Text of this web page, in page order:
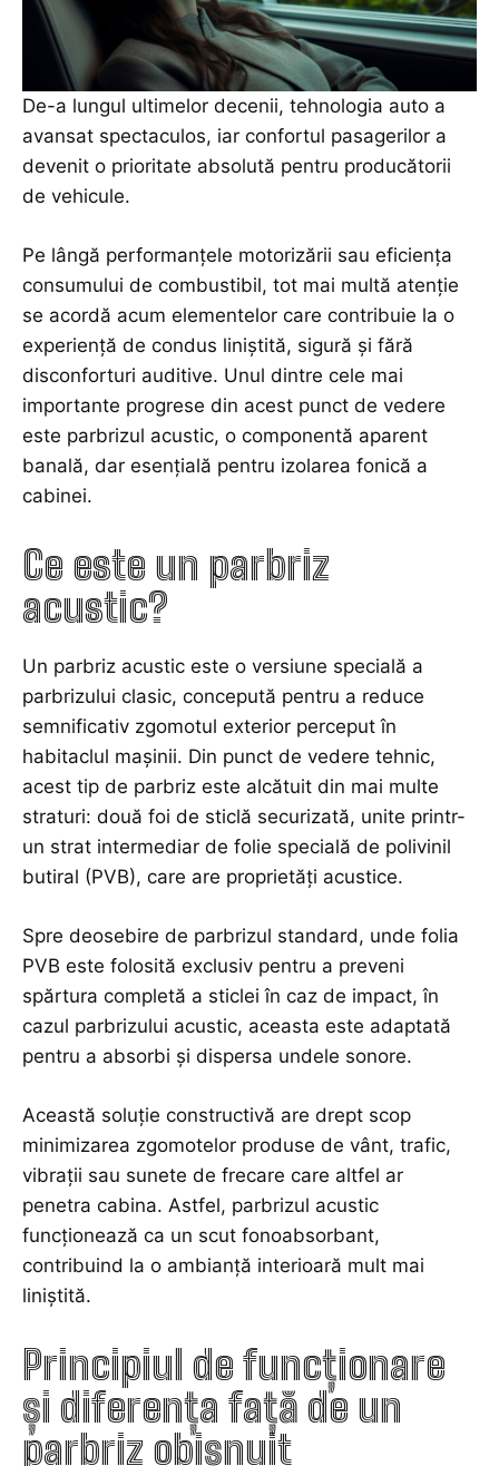
De-a lungul ultimelor decenii, tehnologia auto a
avansat spectaculos, iar confortul pasagerilor a
devenit o prioritate absolută pentru producătorii
de vehicule.
Pe lângă performanțele motorizării sau eficiența
consumului de combustibil, tot mai multă atenție
se acordă acum elementelor care contribuie la o
experiență de condus liniștită, sigură și fără
disconforturi auditive. Unul dintre cele mai
importante progrese din acest punct de vedere
este parbrizul acustic, o componentă aparent
banală, dar esențială pentru izolarea fonică a
cabinei.
Ce este un parbriz
acustic?
Un parbriz acustic este o versiune specială a
parbrizului clasic, concepută pentru a reduce
semnificativ zgomotul exterior perceput în
habitaclul mașinii. Din punct de vedere tehnic,
acest tip de parbriz este alcătuit din mai multe
straturi: două foi de sticlă securizată, unite printr-
un strat intermediar de folie specială de polivinil
butiral (PVB), care are proprietăți acustice.
Spre deosebire de parbrizul standard, unde folia
PVB este folosită exclusiv pentru a preveni
spărtura completă a sticlei în caz de impact, în
cazul parbrizului acustic, aceasta este adaptată
pentru a absorbi și dispersa undele sonore.
Această soluție constructivă are drept scop
minimizarea zgomotelor produse de vânt, trafic,
vibrații sau sunete de frecare care altfel ar
penetra cabina. Astfel, parbrizul acustic
funcționează ca un scut fonoabsorbant,
contribuind la o ambianță interioară mult mai
liniștită.
Principiul de funcționare
și diferența față de un
parbriz obișnuit